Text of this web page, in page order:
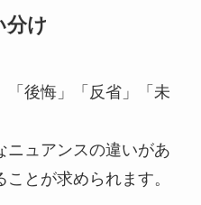
分け
「後悔」「反省」「未
ニュアンスの違いがあ
とが求められます。